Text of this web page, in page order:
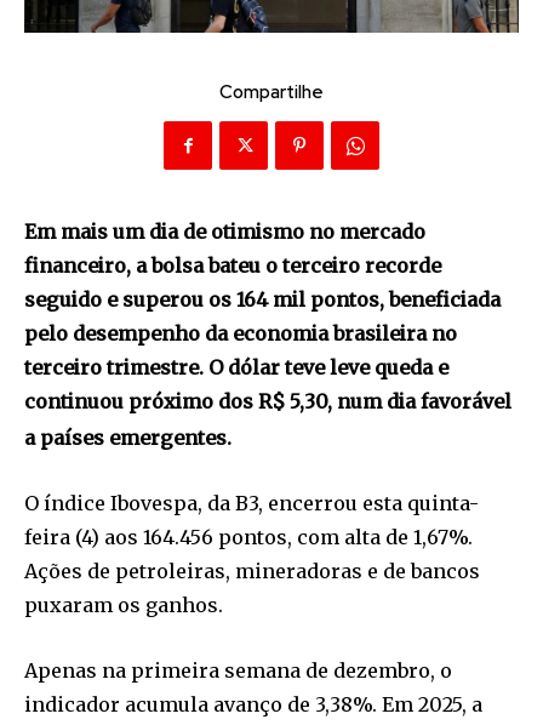
Compartilhe
Em mais um dia de otimismo no mercado
financeiro, a bolsa bateu o terceiro recorde
seguido e superou os 164 mil pontos, beneficiada
pelo desempenho da economia brasileira no
terceiro trimestre. O dólar teve leve queda e
continuou próximo dos R$ 5,30, num dia favorável
a países emergentes.
O índice Ibovespa, da B3, encerrou esta quinta-
feira (4) aos 164.456 pontos, com alta de 1,67%.
Ações de petroleiras, mineradoras e de bancos
puxaram os ganhos.
Apenas na primeira semana de dezembro, o
indicador acumula avanço de 3,38%. Em 2025, a